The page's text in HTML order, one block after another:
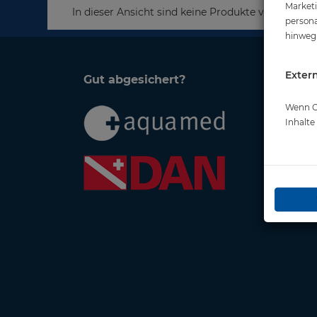
In dieser Ansicht sind keine Produkte verfügbar
Gut abgesichert?
AGB
Wenn